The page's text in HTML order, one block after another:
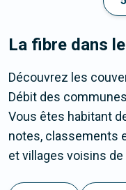
La fibre dans
Découvrez les
Débit des
Vous êtes habitant
notes, classements
et villages voisins